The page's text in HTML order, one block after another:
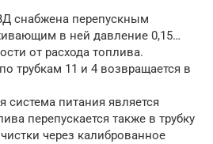
снабжена перепускным
в ней давление 0,15…
от расхода топлива.
трубкам 11 и 4 возвращается в
система питания является
перепускается также в трубку
через калиброванное